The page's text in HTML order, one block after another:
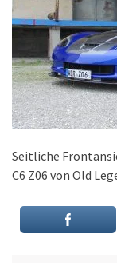
Seitliche
C6 Z06 von Old